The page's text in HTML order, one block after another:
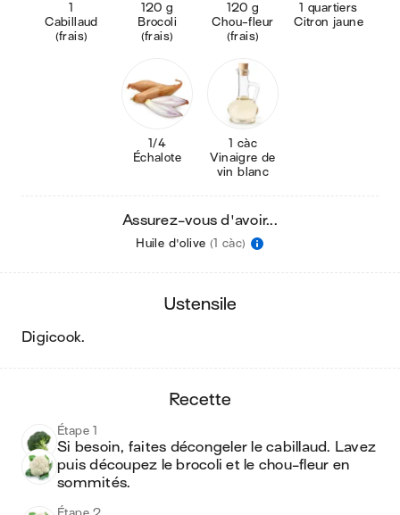
1
Cabillaud
(frais)
120 g
Brocoli
(frais)
120 g
Chou-fleur
(frais)
1 quartiers
Citron jaune
1/4
Échalote
1 càc
Vinaigre de
vin blanc
Assurez-vous d'avoir...
Huile d'olive (1 càc)
ustensile
digicook.
recette
Étape 1
Si besoin, faites décongeler le cabillaud. Lavez
puis découpez le brocoli et le chou-fleur en
sommités.